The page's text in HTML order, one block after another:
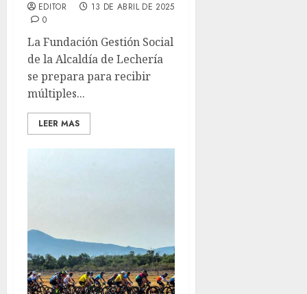
EDITOR
13 DE ABRIL DE 2025
0
La Fundación Gestión Social
de la Alcaldía de Lechería
se prepara para recibir
múltiples...
LEER MAS